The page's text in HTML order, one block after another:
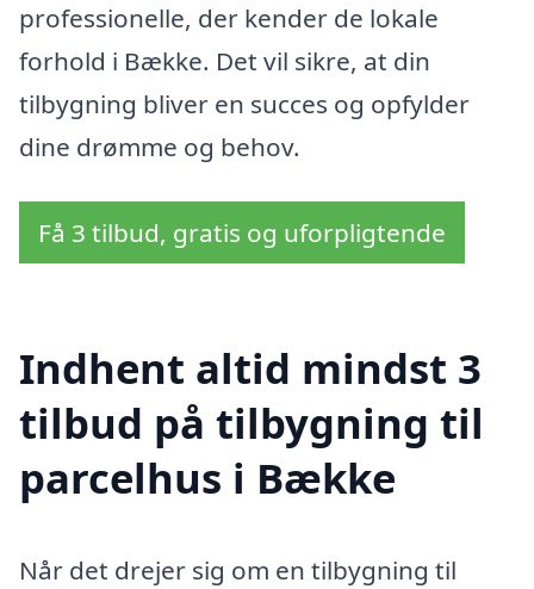
professionelle, der kender de lokale
forhold i Bække. Det vil sikre, at din
tilbygning bliver en succes og opfylder
dine drømme og behov.
Få 3 tilbud, gratis og uforpligtende
Indhent altid mindst 3
tilbud på tilbygning til
parcelhus i Bække
Når det drejer sig om en tilbygning til